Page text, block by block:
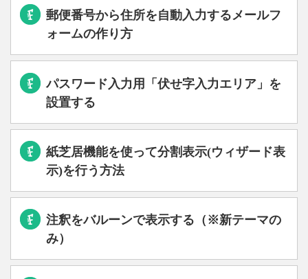
郵便番号から住所を自動入力するメールフ
ォームの作り方
パスワード入力用「伏せ字入力エリア」を
設置する
紙芝居機能を使って分割表示(ウィザード表
示)を行う方法
注釈をバルーンで表示する（※新テーマの
み）